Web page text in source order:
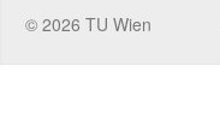
© 2026 TU Wien